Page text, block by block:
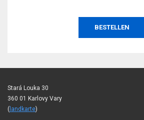
BESTELLEN
Stará Louka 30
360 01 Karlovy Vary
( landkarte)